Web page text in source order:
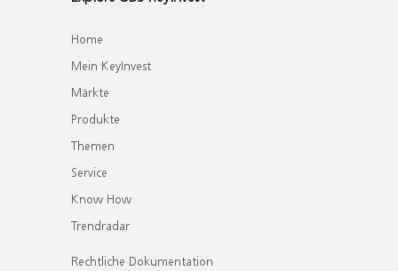
Home
Mein KeyInvest
Märkte
Produkte
Themen
Service
Know How
Trendradar
Rechtliche Dokumentation